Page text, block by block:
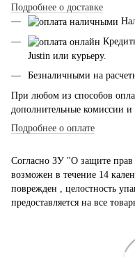
Подробнее о доставке
Justin или курьеру.
Безналичными на
При любом из способов
дополнительные комиссии и
Подробнее о оплате
Согласно ЗУ "О защите прав
возможен в течение 14
поврежден , целостность
предоставляется на все